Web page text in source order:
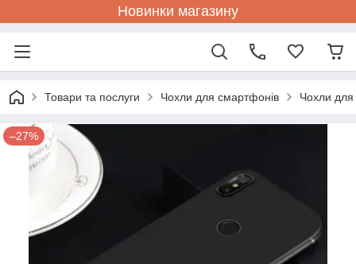
Новинки магазину
Товари та послуги Чохли для смартфонів Чохли
–27%